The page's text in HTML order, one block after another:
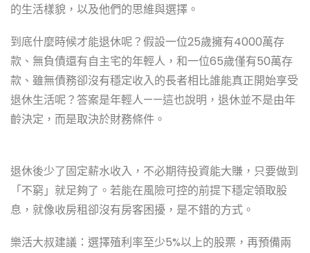
的生活樣貌，以及他們的思維與選擇。
到底什麼時候才能退休呢？假設一位25歲擁有4000萬存
款、無負債還有自主宅的年輕人，和一位65歲僅有50萬存
款、雖無債務卻沒有穩定收入的長者相比誰能真正開始享受
退休生活呢？答案是年輕人——這也說明，退休並不是由年
齡決定，而是取決於財務條件。
退休後少了固定薪水收入，不必期待投資能大賺，只要做到
「不窮」就足夠了。若能在風險可控的前提下穩定領取股
息，就像收房租卻沒有房客困擾，是不錯的方式。
樂活大叔建議：選擇殖利率至少5%以上的股票，再預備兩